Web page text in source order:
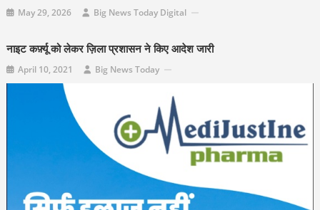
May 29, 2026 Big News Today Digital
नाइट कर्फ़्यू को लेकर ज़िला प्रशासन ने किए आदेश जारी
April 10, 2021 Big News Today